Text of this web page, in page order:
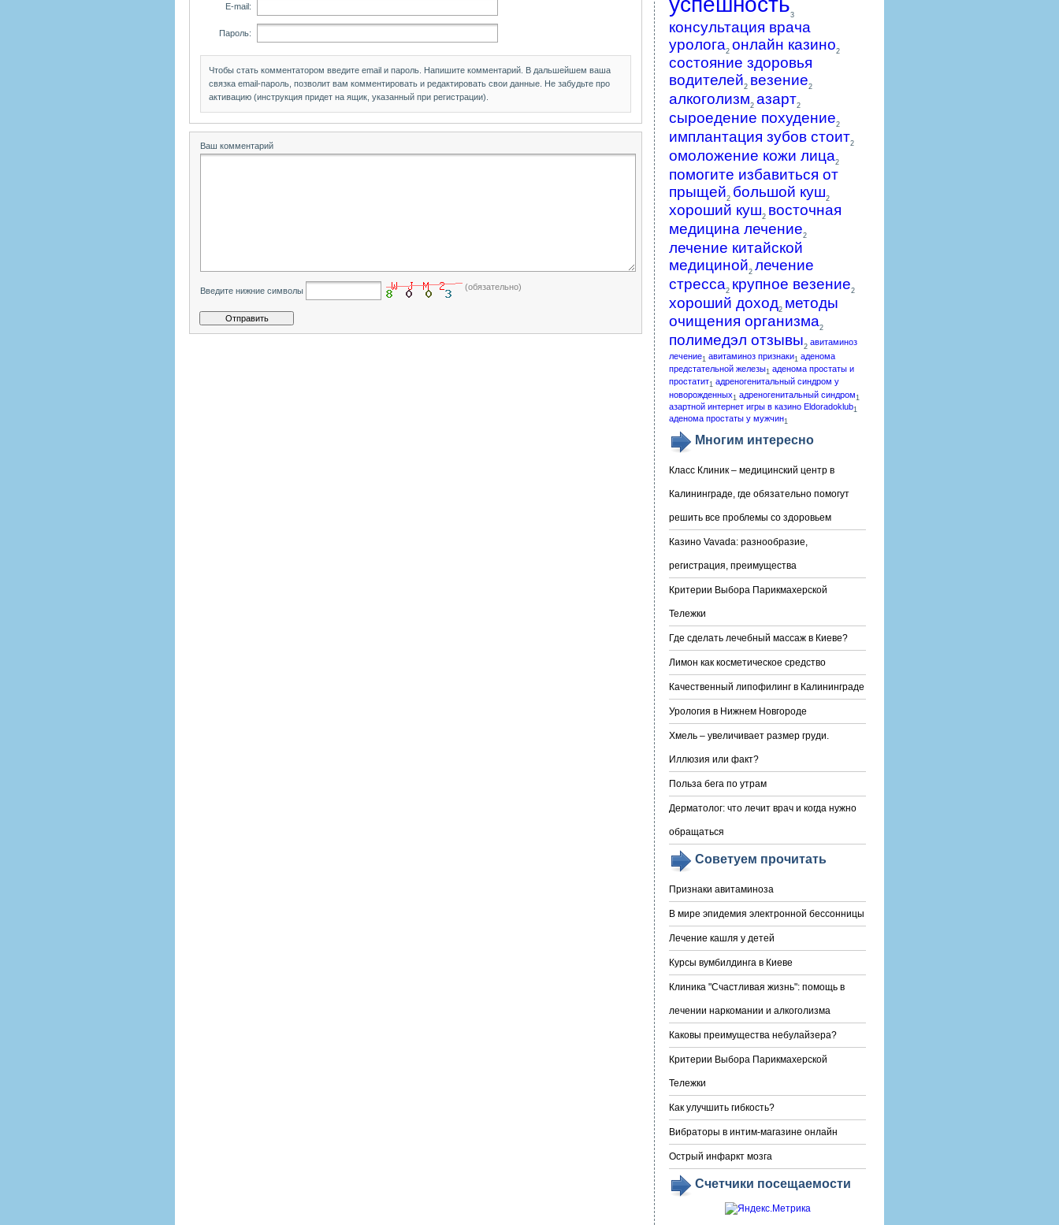
E-mail:
Пароль:
Чтобы стать комментатором введите email и пароль. Напишите комментарий. В дальшейшем ваша
связка email-пароль, позволит вам комментировать и редактировать свои данные. Не забудьте про
активацию (инструкция придет на ящик, указанный при регистрации).
Ваш комментарий
Введите нижние символы (обязательно)
3
консультация врача
уролога2 онлайн казино2
состояние здоровья
водителей2 везение2
алкоголизм2 азарт2
сыроедение похудение2
имплантация зубов стоит2
омоложение кожи лица2
помогите избавиться от
прыщей2 большой куш2
хороший куш2 восточная
медицина лечение2
лечение китайской
медициной2 лечение
стресса2 крупное везение2
хороший доход2 методы
очищения организма2
полимедэл отзывы2 авитаминоз
лечение1 авитаминоз признаки1 аденома
предстательной железы1 аденома простаты и
простатит1 адреногенитальный синдром у
новорожденных 1 адреногенитальный синдром 1
азартной интернет игры в казино Eldoradoklub1
аденома простаты у мужчин1
Многим интересно
Класс Клиник – медицинский центр в
Калининграде, где обязательно помогут
решить все проблемы со здоровьем
Казино Vavada: разнообразие,
регистрация, преимущества
Критерии Выбора Парикмахерской
Тележки
Где сделать лечебный массаж в Киеве?
Лимон как косметическое средство
Качественный липофилинг в Калининграде
Урология в Нижнем Новгороде
Хмель – увеличивает размер груди.
Иллюзия или факт?
Польза бега по утрам
Дерматолог: что лечит врач и когда нужно
обращаться
Советуем прочитать
Признаки авитаминоза
В мире эпидемия электронной бессонницы
Лечение кашля у детей
Курсы вумбилдинга в Киеве
Клиника "Счастливая жизнь": помощь в
лечении наркомании и алкоголизма
Каковы преимущества небулайзера?
Критерии Выбора Парикмахерской
Тележки
Как улучшить гибкость?
Вибраторы в интим-магазине онлайн
Острый инфаркт мозга
Счетчики посещаемости